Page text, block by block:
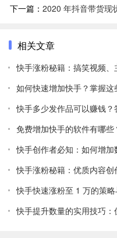
下一篇：2020 年抖音带货现状
相关文章
快手多少发作品可以赚钱？
免费增加快手的软件有哪
快手创作者必知：如何增加
快手涨粉秘籍：优质内容
快手快速涨粉至 1 万的策
快手提升数量的实用技巧